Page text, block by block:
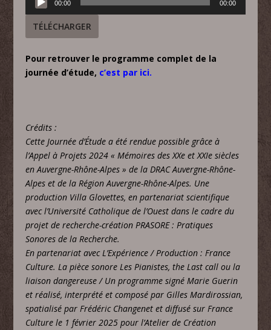
audio
00:00 00:00
TÉLÉCHARGER
Pour retrouver le programme complet de la
journée d’étude, c’est par ici.
Crédits :
Cette Journée d’Étude a été rendue possible grâce à
l’Appel à Projets 2024 « Mémoires des XXe et XXIe siècles
en Auvergne-Rhône-Alpes » de la DRAC Auvergne-Rhône-
Alpes et de la Région Auvergne-Rhône-Alpes. Une
production Villa Glovettes, en partenariat scientifique
avec l’Université Catholique de l’Ouest dans le cadre du
projet de recherche-création PRASORE : Pratiques
Sonores de la Recherche.
En partenariat avec L’Expérience / Production : France
Culture. La pièce sonore Les Pianistes, the Last call ou la
liaison dangereuse / Un programme signé Marie Guerin
et réalisé, interprété et composé par Gilles Mardirossian,
spatialisé par Frédéric Changenet et diffusé sur France
Culture le 1 février 2025 pour l’Atelier de Création